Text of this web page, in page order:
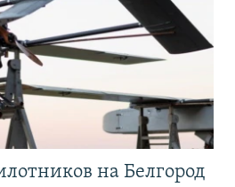
на Белгород